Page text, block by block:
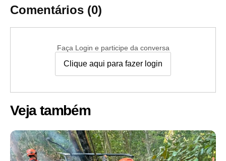
Comentários (0)
Faça Login e participe da conversa
Clique aqui para fazer login
Veja também